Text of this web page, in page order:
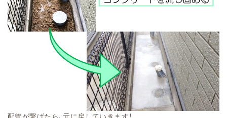
配管が繋げたら、元に戻していきます！